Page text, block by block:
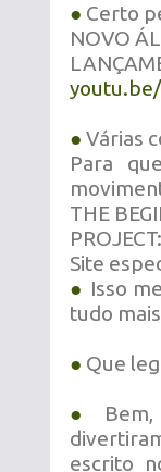
● Certo
NOVO
youtu.be/
● Várias
Para
THE
Site
● Isso
tudo
● Que
●
escrito